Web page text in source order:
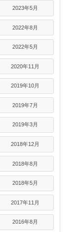
2023年5月
2022年8月
2022年5月
2020年11月
2019年10月
2019年7月
2019年3月
2018年12月
2018年8月
2018年5月
2017年11月
2016年8月